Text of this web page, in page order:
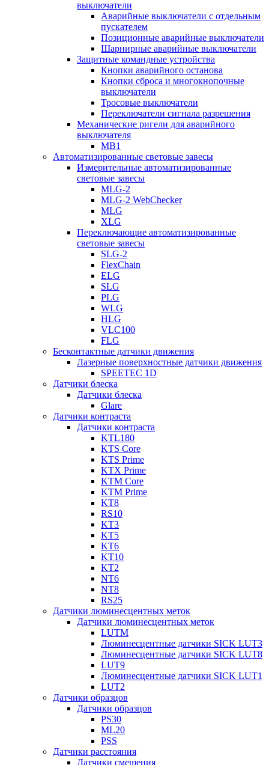
выключатели
Аварийные выключатели с отдельным
пускателем
Позиционные аварийные выключатели
Шарнирные аварийные выключатели
Защитные командные устройства
Кнопки аварийного останова
Кнопки сброса и многокнопочные
выключатели
Тросовые выключатели
Переключатели сигнала разрешения
Механические ригели для аварийного
выключателя
MB1
Автоматизированные световые завесы
Измерительные автоматизированные
световые завесы
MLG-2
MLG-2 WebChecker
MLG
XLG
Переключающие автоматизированные
световые завесы
SLG-2
FlexChain
ELG
SLG
PLG
WLG
HLG
VLC100
FLG
Бесконтактные датчики движения
Лазерные поверхностные датчики движения
SPEETEC 1D
Датчики блеска
Датчики блеска
Glare
Датчики контраста
Датчики контраста
KTL180
KTS Core
KTS Prime
KTX Prime
KTM Core
KTM Prime
KT8
RS10
KT3
KT5
KT6
KT10
KT2
NT6
NT8
RS25
Датчики люминесцентных меток
Датчики люминесцентных меток
LUTM
Люминесцентные датчики SICK LUT3
Люминесцентные датчики SICK LUT8
LUT9
Люминесцентные датчики SICK LUT1
LUT2
Датчики образцов
Датчики образцов
PS30
ML20
PSS
Датчики расстояния
Датчики смещения